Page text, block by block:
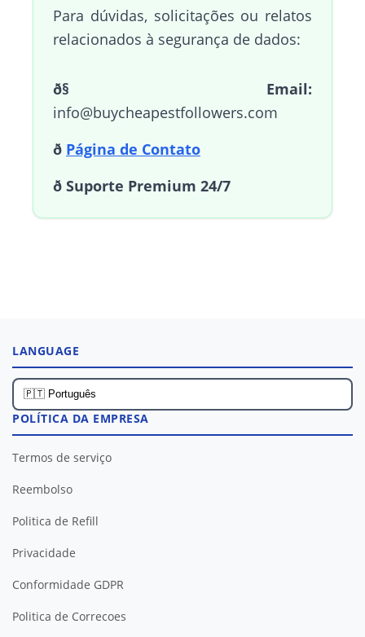
Para dúvidas, solicitações ou relatos
relacionados à segurança de dados:
ð§ Email:
info@buycheapestfollowers.com
ð Página de Contato
ð Suporte Premium 24/7
LANGUAGE
POLÍTICA DA EMPRESA
Termos de serviço
Reembolso
Politica de Refill
Privacidade
Conformidade GDPR
Politica de Correcoes